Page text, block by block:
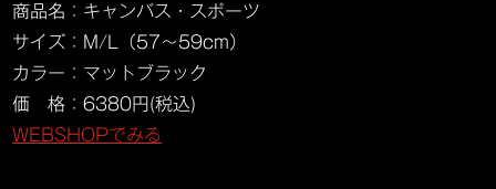
商品名：キャンバス・スポーツ
サイズ：M/L（57～59cm）
カラー：マットブラック
価 格：6380円(税込)
WEBSHOPでみる